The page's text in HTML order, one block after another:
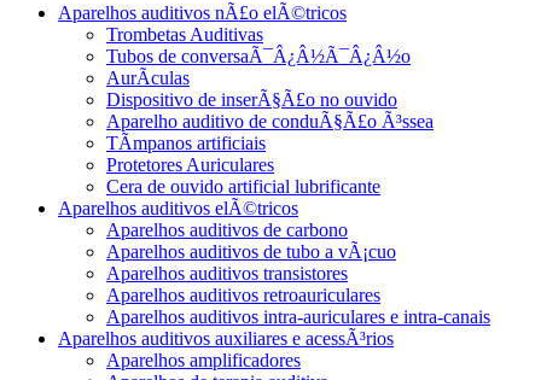
Aparelhos auditivos nÃ£o elÃ©tricos
Trombetas Auditivas
Tubos de conversaÃ¯Â¿Â½Ã¯Â¿Â½o
AurÃ­culas
Dispositivo de inserÃ§Ã£o no ouvido
Aparelho auditivo de conduÃ§Ã£o Ã³ssea
TÃ­mpanos artificiais
Protetores Auriculares
Cera de ouvido artificial lubrificante
Aparelhos auditivos elÃ©tricos
Aparelhos auditivos de carbono
Aparelhos auditivos de tubo a vÃ¡cuo
Aparelhos auditivos transistores
Aparelhos auditivos retroauriculares
Aparelhos auditivos intra-auriculares e intra-canais
Aparelhos auditivos auxiliares e acessÃ³rios
Aparelhos amplificadores